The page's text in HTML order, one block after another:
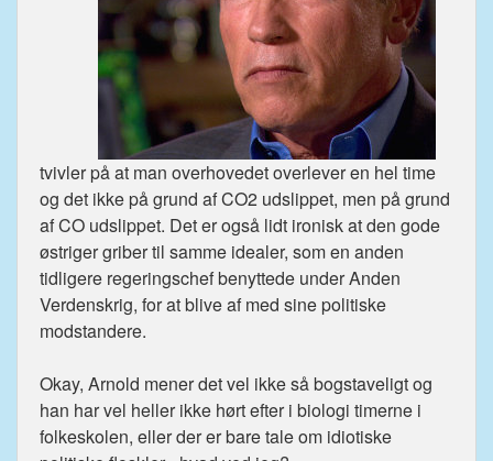
tvivler på at man overhovedet overlever en hel time
og det ikke på grund af CO2 udslippet, men på grund
af CO udslippet. Det er også lidt ironisk at den gode
østriger griber til samme idealer, som en anden
tidligere regeringschef benyttede under Anden
Verdenskrig, for at blive af med sine politiske
modstandere.
Okay, Arnold mener det vel ikke så bogstaveligt og
han har vel heller ikke hørt efter i biologi timerne i
folkeskolen, eller der er bare tale om idiotiske